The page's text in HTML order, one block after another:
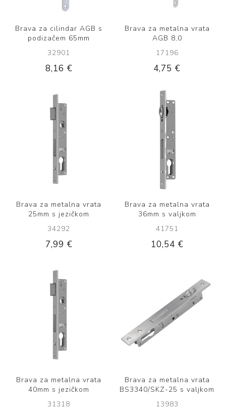
Brava za cilindar AGB s
podizačem 65mm
32901
8,16 €
Brava za metalna vrata
AGB 8,0
17196
4,75 €
Brava za metalna vrata
25mm s jezičkom
34292
7,99 €
Brava za metalna vrata
36mm s valjkom
41751
10,54 €
Brava za metalna vrata
40mm s jezičkom
31318
Brava za metalna vrata
BS3340/SKZ-25 s valjkom
13983